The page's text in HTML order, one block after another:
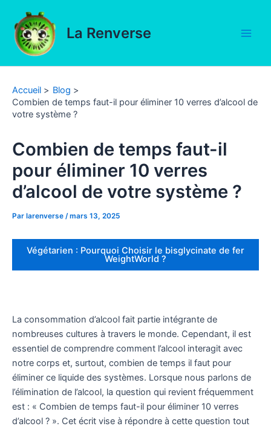
contenu
La Renverse
Accueil
Blog
Combien de temps faut-il pour éliminer 10 verres d’alcool de
votre système ?
Combien de temps faut-il
pour éliminer 10 verres
d’alcool de votre système ?
Par larenverse /mars 13, 2025
Végétarien : Pourquoi Choisir le bisglycinate de fer
WeightWorld ?
La consommation d’alcool fait partie intégrante de
nombreuses cultures à travers le monde. Cependant, il est
essentiel de comprendre comment l’alcool interagit avec
notre corps et, surtout, combien de temps il faut pour
éliminer ce liquide des systèmes. Lorsque nous parlons de
l’élimination de l’alcool, la question qui revient fréquemment
est : « Combien de temps faut-il pour éliminer 10 verres
d’alcool ? ». Cet écrit vise à répondre à cette question tout